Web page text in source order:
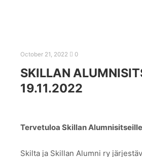
October 21, 2022 0
SKILLAN
19.11.2022
Tervetuloa Skillan
Skilta ja Skillan Alumni ry